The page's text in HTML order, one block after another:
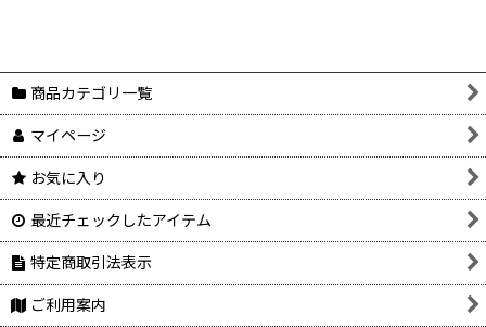
商品カテゴリ一覧
マイページ
お気に入り
最近チェックしたアイテム
特定商取引法表示
ご利用案内